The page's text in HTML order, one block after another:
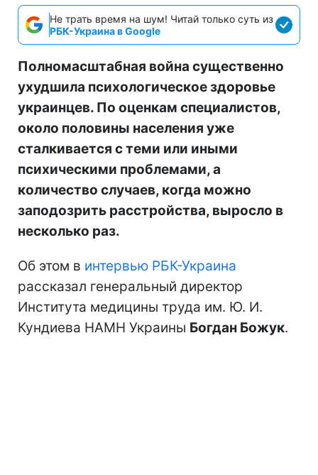
Не трать время на шум! Читай только суть из
РБК-Украина в Google
Полномасштабная война существенно
ухудшила психологическое здоровье
украинцев. По оценкам специалистов,
около половины населения уже
сталкивается с теми или иными
психическими проблемами, а
количество случаев, когда можно
заподозрить расстройства, выросло в
несколько раз.
Об этом в интервью РБК-Украина
рассказал генеральный директор
Института медицины труда им. Ю. И.
Кундиева НАМН Украины Богдан Божук.